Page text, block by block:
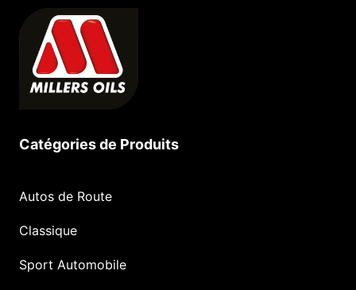
Catégories de Produits
Autos de Route
Classique
Sport Automobile